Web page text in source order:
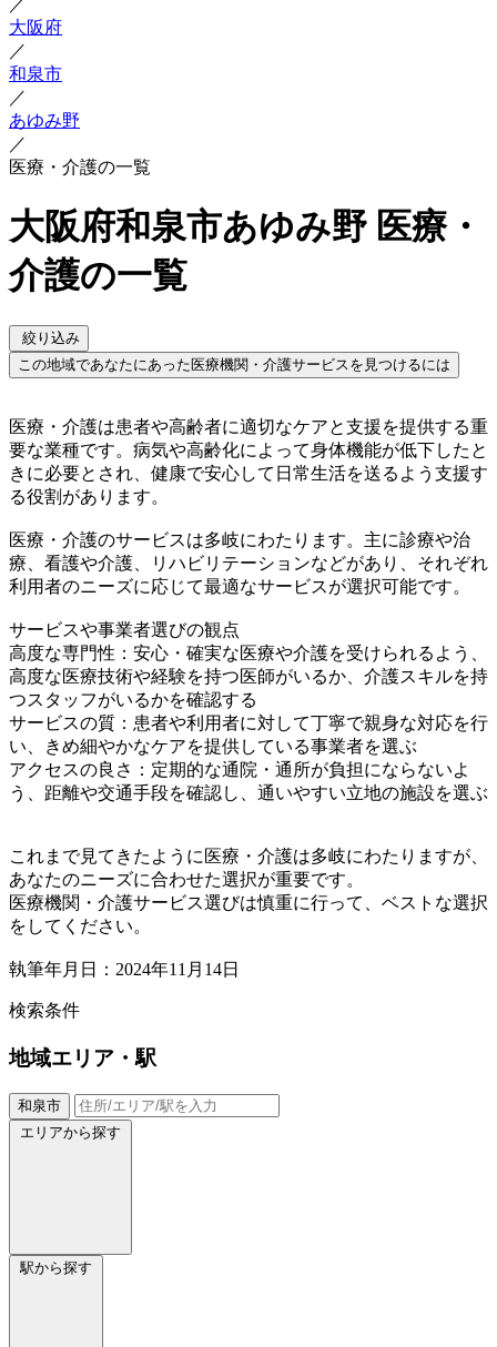
／
大阪府
／
和泉市
／
あゆみ野
／
医療・介護の一覧
大阪府和泉市あゆみ野 医療・
介護の一覧
絞り込み
この地域であなたにあった医療機関・介護サービスを見つけるには
医療・介護は患者や高齢者に適切なケアと支援を提供する重
要な業種です。病気や高齢化によって身体機能が低下したと
きに必要とされ、健康で安心して日常生活を送るよう支援す
る役割があります。
医療・介護のサービスは多岐にわたります。主に診療や治
療、看護や介護、リハビリテーションなどがあり、それぞれ
利用者のニーズに応じて最適なサービスが選択可能です。
サービスや事業者選びの観点
高度な専門性：安心・確実な医療や介護を受けられるよう、
高度な医療技術や経験を持つ医師がいるか、介護スキルを持
つスタッフがいるかを確認する
サービスの質：患者や利用者に対して丁寧で親身な対応を行
い、きめ細やかなケアを提供している事業者を選ぶ
アクセスの良さ：定期的な通院・通所が負担にならないよ
う、距離や交通手段を確認し、通いやすい立地の施設を選ぶ
これまで見てきたように医療・介護は多岐にわたりますが、
あなたのニーズに合わせた選択が重要です。
医療機関・介護サービス選びは慎重に行って、ベストな選択
をしてください。
執筆年月日：2024年11月14日
検索条件
地域エリア・駅
和泉市
エリアから探す
駅から探す